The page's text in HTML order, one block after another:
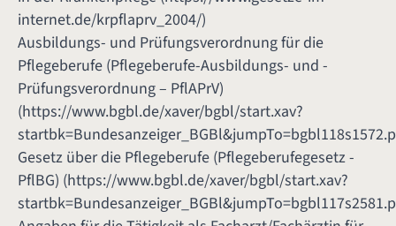
internet.de/krpflaprv_2004/)
Ausbildungs- und Prüfungsverordnung für die
Pflegeberufe (Pflegeberufe-Ausbildungs- und -
Prüfungsverordnung – PflAPrV)
(https://www.bgbl.de/xaver/bgbl/start.xav?
Gesetz über die Pflegeberufe (Pflegeberufegesetz -
PflBG) (https://www.bgbl.de/xaver/bgbl/start.xav?